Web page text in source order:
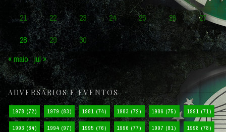
21
22 23 24 25 26
27
28
29
30
« maio jul »
ADVERSÁRIOS E EVENTOS
1978 (72) 1979 (83) 1981 (74) 1983 (72) 1986 (75) 1991 (71)
1993 (84) 1994 (97) 1995 (76) 1996 (77) 1997 (81) 1998 (78)